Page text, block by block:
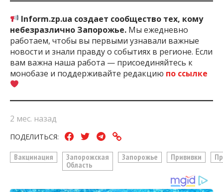
Inform.zp.ua создает сообщество тех, кому
небезразлично Запорожье. Мы ежедневно
работаем, чтобы вы первыми узнавали важные
новости и знали правду о событиях в регионе. Если
вам важна наша работа — присоединяйтесь к
монобазе и поддерживайте редакцию по ссылке
2 мес. назад
ПОДЕЛИТЬСЯ:
Вакцинация
Запорожская
Область
Запорожье Прививки